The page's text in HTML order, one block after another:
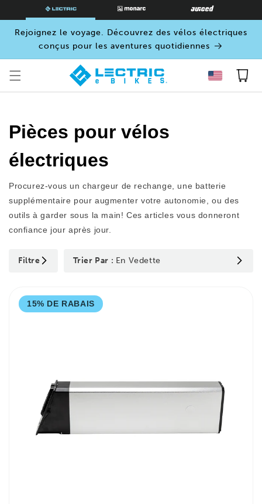
Rejoignez le voyage. Découvrez des vélos électriques
conçus pour les aventures quotidiennes
Panier
Pièces pour vélos
électriques
Procurez-vous un chargeur de rechange, une batterie
supplémentaire pour augmenter votre autonomie, ou des
outils à garder sous la main! Ces articles vous donneront
confiance jour après jour.
Filtre Trier Par : En Vedette
15% DE RABAIS